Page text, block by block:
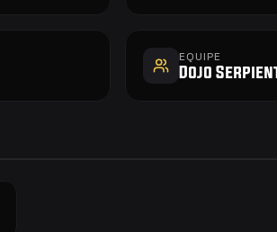
EQUIPE
Dojo